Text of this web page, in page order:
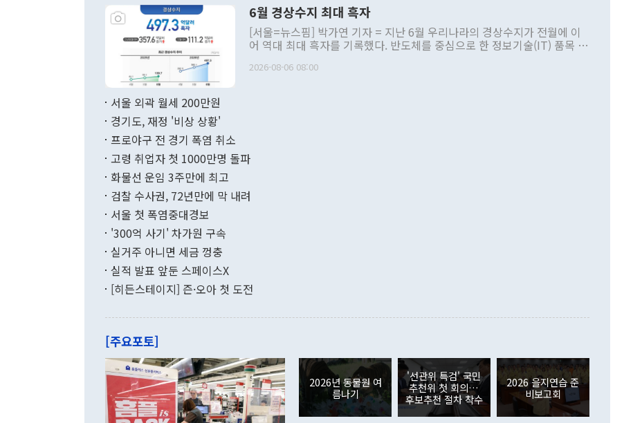
주의적 희망에 근거한 비현실적 구상'이라는 비판을 내놨다. 그동안 정 장
관의 대북 정책 관련 발언이 물의를 빚은 적은 여러 번 있지만 대통령과 유
관 부처 장관이 공개적으로 부정적 입장을 표명한 것은 이례적이다. 정 장
관의 무리한 대북 접근법과 월권을 제어해야 한다는 목소리도 높아지고 있
다. [정동영 통일부 장관이 지난달 23일 오후 서울 종로구 정부서울청사에
무너졌다고도 했다. 또 "현 시점에서 흘러간 선(先)비핵화만 되뇌는 것은
함께 4자 대화의 동력을 확보하기 위해 최선을 다할 것"이라고 말했다. 하
"우리의 선의대로 하는 게 과연 한반도의 평화와 안정에 플러스냐, 결론적
관은 업무보고 사후 브리핑에서 정 장관이 언급한 '4자 회담'에 대해 "이상
이 9월 러시아 블라디보스토크에서 열리는 '동방경제포럼(EEF)'을 언급하
며 "정부 차원에서 (참석을) 검토하고 있다"고 발언한 데 대해서도 조 장관
은 "그것은 외교부의 몫"이라며 "아직 거기까지 진도가 나가지 않았다"고
잘랐다. 정 장관이 이날 소개한 대북 구상과 설명은 정부 내 조율을 거치지
않았다는 점에서 문제가 있다. 특히 주적 표현 대체와 국호 사용, 9·19 군
6월 경상수지 최대 흑자
[서울=뉴스핌] 박가연 기자 = 지난 6월 우리나라의 경상수지가 전월에 이
어 역대 최대 흑자를 기록했다. 반도체를 중심으로 한 정보기술(IT) 품목 수
료=한국은행] 한국은행이 6일 발표한 '2026년 6월 국제수지(잠정)'에 따르
며 월간 기준 처음으로 1000억달러를 넘어섰다. 상품수입은 644억8000만
196.9% 급증했고 컴퓨터·주변기기(SSD)는 282.7% 증가했다. IT 품목
수출은 160.4% 늘었으며 비IT 품목도 ▲석유제품(47.5%) ▲화공품
기록했지만 지식재산권사용료수지는 전월 흑자에서 4억4000만달러 적자
로 전환됐다. 본원소득수지는 배당소득을 중심으로 32억7000만달러 흑자
는 배당수입이 늘어난 데다 전월 분기배당에 따른 기저효과로 배당지급이
였던 올해 3월(369억9000만달러)을 넘어선 것이다. 직접투자에서는 내국
인의 해외투자가 80억1000만달러, 외국인의 국내투자가 46억3000만달러
각각 증가했다. 증권투자에서는 외국인의 국내 주식 매도세가 이어졌다. 외
국인의 국내 주식 투자는 차익실현 매도 등의 영향으로 316억1000만달러
감소하며 전월(-310억5000만달러)에 이어 역대 최대 순매도 기록을 다시
2026-08-06 08:00
서울 외곽 월세 200만원
경기도, 재정 '비상 상황'
프로야구 전 경기 폭염 취소
고령 취업자 첫 1000만명 돌파
화물선 운임 3주만에 최고
검찰 수사권, 72년만에 막 내려
서울 첫 폭염중대경보
'300억 사기' 차가원 구속
실거주 아니면 세금 껑충
실적 발표 앞둔 스페이스X
[히든스테이지] 즌·오아 첫 도전
[주요포토]
2026년 동물원 여
름나기
'선관위 특검' 국민
추천위 첫 회의…
후보추천 절차 착수
2026 을지연습 준
비보고회